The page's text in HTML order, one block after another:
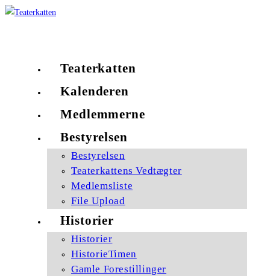
Skip
Teaterkatten
Kalenderen
Medlemmerne
Bestyrelsen
Bestyrelsen
Teaterkattens Vedtægter
Medlemsliste
File Upload
Historier
Historier
HistorieTimen
Gamle Forestillinger